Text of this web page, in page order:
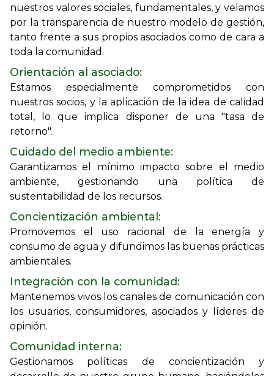
nuestros valores sociales, fundamentales, y velamos
por la transparencia de nuestro modelo de gestión,
tanto frente a sus propios asociados como de cara a
toda la comunidad.
Orientación al asociado:
Estamos especialmente comprometidos con
nuestros socios, y la aplicación de la idea de calidad
total, lo que implica disponer de una "tasa de
retorno".
Cuidado del medio ambiente:
Garantizamos el mínimo impacto sobre el medio
ambiente, gestionando una política de
sustentabilidad de los recursos.
Concientización ambiental:
Promovemos el uso racional de la energía y
consumo de agua y difundimos las buenas prácticas
ambientales.
Integración con la comunidad:
Mantenemos vivos los canales de comunicación con
los usuarios, consumidores, asociados y líderes de
opinión.
Comunidad interna:
Gestionamos políticas de concientización y